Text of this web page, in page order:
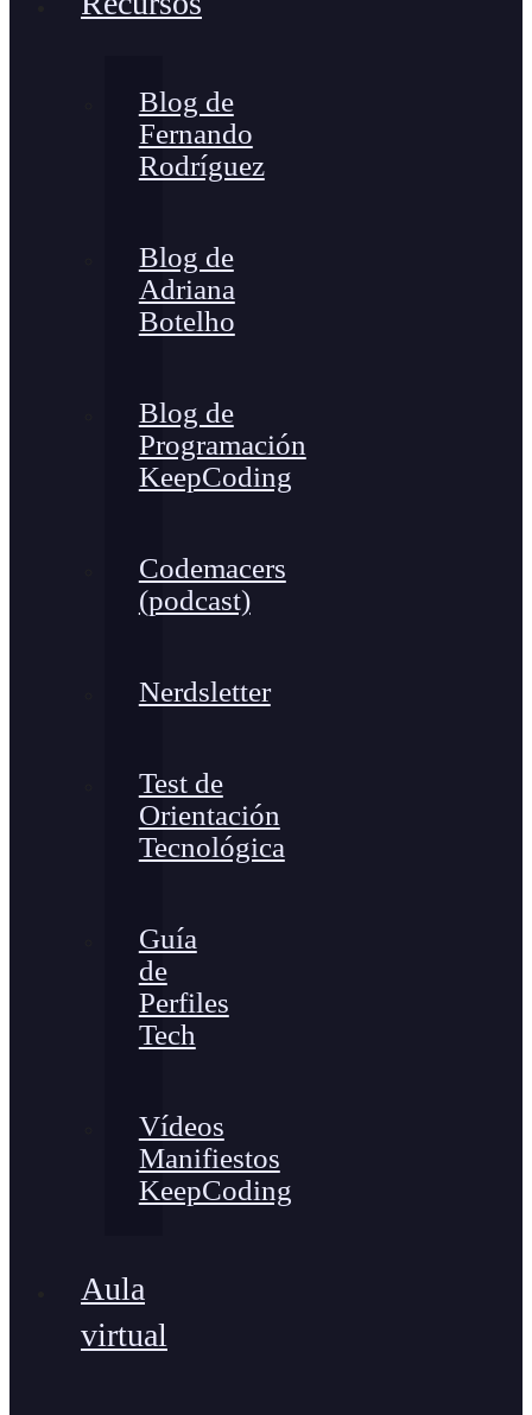
Blog de
Fernando
Rodríguez
Blog de
Adriana
Botelho
Blog de
Programación
KeepCoding
Codemacers
(podcast)
Nerdsletter
Test de
Orientación
Tecnológica
Guía
de
Perfiles
Tech
Vídeos
Manifiestos
KeepCoding
Aula
virtual